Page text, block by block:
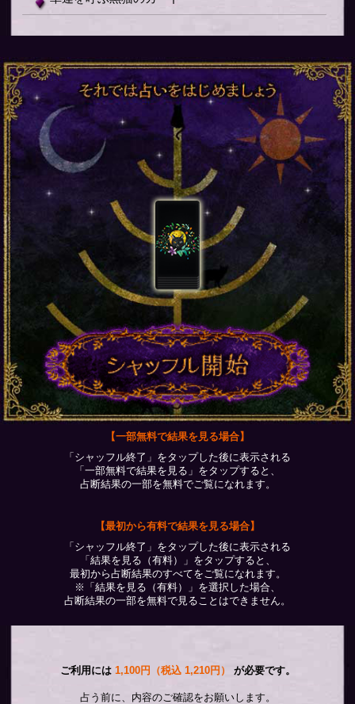
【一部無料で結果を見る場合】
「シャッフル終了」をタップした後に表示される
「一部無料で結果を見る」をタップすると、
占断結果の一部を無料でご覧になれます。
【最初から有料で結果を見る場合】
「シャッフル終了」をタップした後に表示される
「結果を見る（有料）」をタップすると、
最初から占断結果のすべてをご覧になれます。
※「結果を見る（有料）」を選択した場合、
占断結果の一部を無料で見ることはできません。
ご利用には1,100円（税込 1,210円） が必要です。
占う前に、内容のご確認をお願いします。